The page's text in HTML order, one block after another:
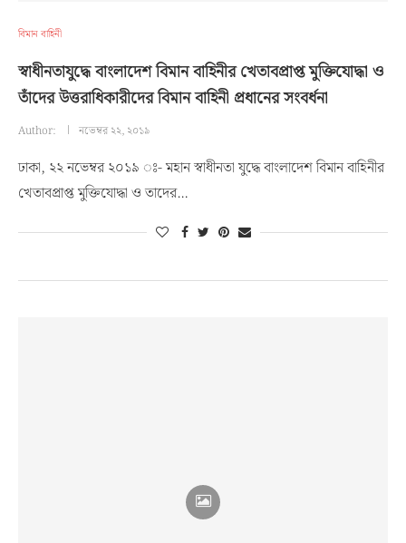
বিমান বাহিনী
স্বাধীনতাযুদ্ধে বাংলাদেশ বিমান বাহিনীর খেতাবপ্রাপ্ত মুক্তিযোদ্ধা ও
তাঁদের উত্তরাধিকারীদের বিমান বাহিনী প্রধানের সংবর্ধনা
Author: নভেম্বর ২২, ২০১৯
ঢাকা, ২২ নভেম্বর ২০১৯ ঃ- মহান স্বাধীনতা যুদ্ধে বাংলাদেশ বিমান বাহিনীর
খেতাবপ্রাপ্ত মুক্তিযোদ্ধা ও তাদের…